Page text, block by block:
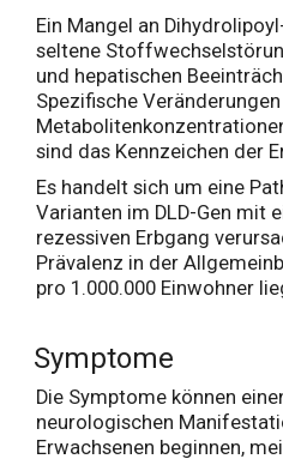
Ein Mangel an
seltene
und hepatischen
Spezifische
sind das Kennzeichen der
Es handelt sich um eine
Varianten im DLD-Gen mit
rezessiven Erbgang
Prävalenz in der
pro 1.000.000 Einwohner
Symptome
Die Symptome können
neurologischen
Erwachsenen beginnen,